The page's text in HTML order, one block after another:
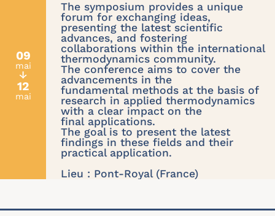
09
mai
↓
12
mai
The symposium provides a unique
forum for exchanging ideas,
presenting the latest scientific
advances, and fostering
collaborations within the international
thermodynamics community.
The conference aims to cover the
advancements in the
fundamental methods at the basis of
research in applied thermodynamics
with a clear impact on the
final applications.
The goal is to present the latest
findings in these fields and their
practical application.
Lieu : Pont-Royal (France)